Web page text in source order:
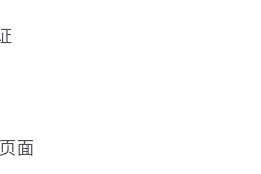
面